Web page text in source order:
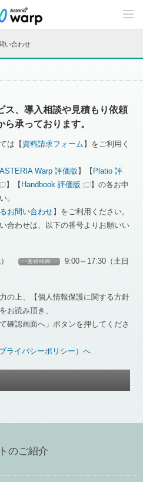
C
n
n
い合わせ
ス、導入相談や見積もり依頼
承っております。
は【 資料請求フォーム 】をご利用く
ASTERIA Warp 評価版 】【 Platio 評
】【 Handbook 評価版
】の各お申
。
お問い合わせ】をご利用ください。
合わせは、以下の番号よりお願いい
） 受 付 時 間
9:00～17:30（土日
の上、【個人情報保護に関する方針
お読み頂き、
確認画面へ」ボタンを押してくださ
ライバシーポリシー）へ
のご紹介